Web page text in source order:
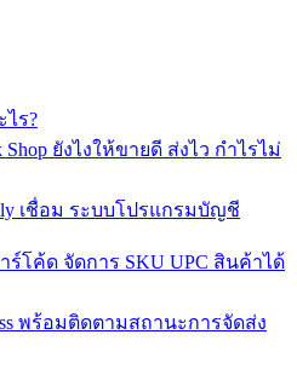
ร?
ยังไงให้ขายดี ส่งไว กำไรไม่
เชื่อม ระบบโปรแกรมบัญชี
โค้ด จัดการ SKU UPC สินค้าได้
พร้อมติดตามสถานะการจัดส่ง